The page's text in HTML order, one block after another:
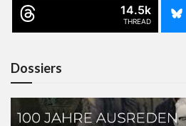
14.5k
THREAD
Dossiers